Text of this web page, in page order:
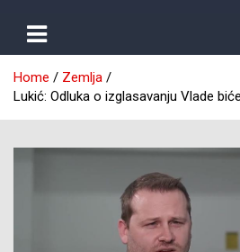
NTV Arena
Home
Zemlja
Lukić: Odluka o izglasavanju Vlade